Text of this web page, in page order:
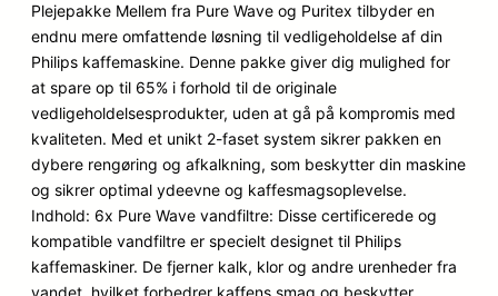
kundebedø
mmelser
Plejepakke Mellem fra Pure Wave og Puritex tilbyder en
endnu mere omfattende løsning til vedligeholdelse af din
Philips kaffemaskine. Denne pakke giver dig mulighed for
at spare op til 65% i forhold til de originale
vedligeholdelsesprodukter, uden at gå på kompromis med
kvaliteten. Med et unikt 2-faset system sikrer pakken en
dybere rengøring og afkalkning, som beskytter din maskine
og sikrer optimal ydeevne og kaffesmagsoplevelse.
Indhold: 6x Pure Wave vandfiltre: Disse certificerede og
kompatible vandfiltre er specielt designet til Philips
kaffemaskiner. De fjerner kalk, klor og andre urenheder fra